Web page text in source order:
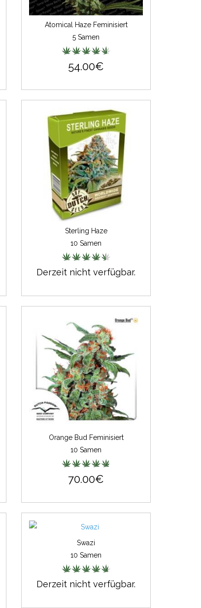
Atomical Haze Feminisiert
5 Samen
54.00€
Sterling Haze
10 Samen
Derzeit nicht verfügbar.
Orange Bud Feminisiert
10 Samen
70.00€
Swazi
10 Samen
Derzeit nicht verfügbar.